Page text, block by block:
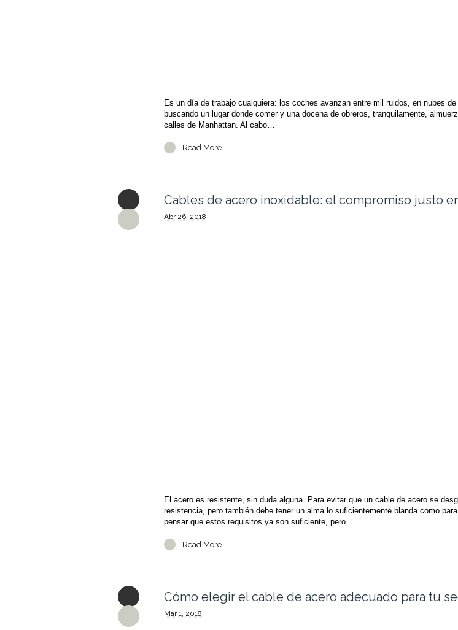
Es un día de trabajo cualquiera: los coches avanzan entre mil ruidos, en nubes
buscando un lugar donde comer y una docena de obreros, tranquilamente,
calles de Manhattan. Al cabo…
Read More
Cables de acero inoxidable: el compromiso justo
Abr 26, 2018
El acero es resistente, sin duda alguna. Para evitar que un cable de acero se
resistencia, pero también debe tener un alma lo suficientemente blanda como
pensar que estos requisitos ya son suficiente, pero…
Read More
Cómo elegir el cable de acero adecuado para tu
Mar1, 2018